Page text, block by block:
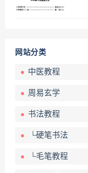
网站分类
中医教程
周易玄学
书法教程
└硬笔书法
└毛笔教程